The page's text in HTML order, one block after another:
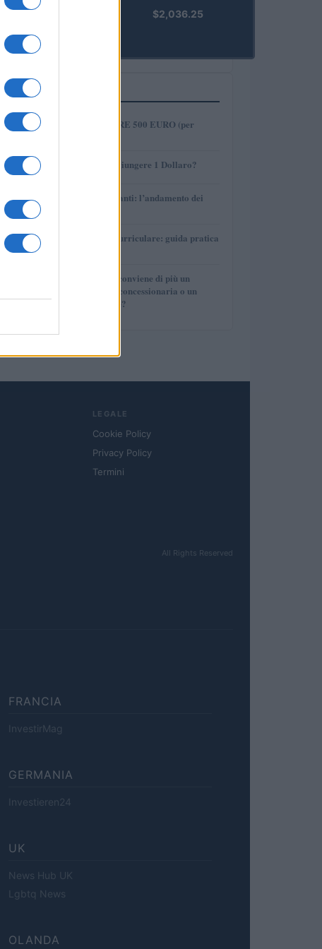
$2,036.25
PIÙ LETTI
1
COME INVESTIRE 500 EURO (per
2 AMP: Potrà Raggiungere 1 Dollaro?
3
Petrolio e carburanti: l’andamento dei
4
Tirocinio extra-curriculare: guida pratica
Per le auto usate conviene di più un
finanziamento in concessionaria o un
prestito personale?
LEGALE
Cookie Policy
Privacy Policy
Termini
All Rights Reserved
FRANCIA
InvestirMag
GERMANIA
Investieren24
UK
News Hub UK
Lgbtq News
OLANDA